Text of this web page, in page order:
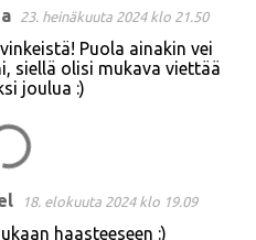
23. heinäkuuta 2024 klo 21.50
Puola ainakin vei
siellä olisi mukava viettää
joulua :)
18. elokuuta 2024 klo 19.09
haasteeseen :)